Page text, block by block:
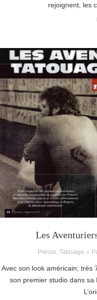
rejoignent, les
Les
Presse, Tatouage
Avec son look américain; très
son premier studio dans